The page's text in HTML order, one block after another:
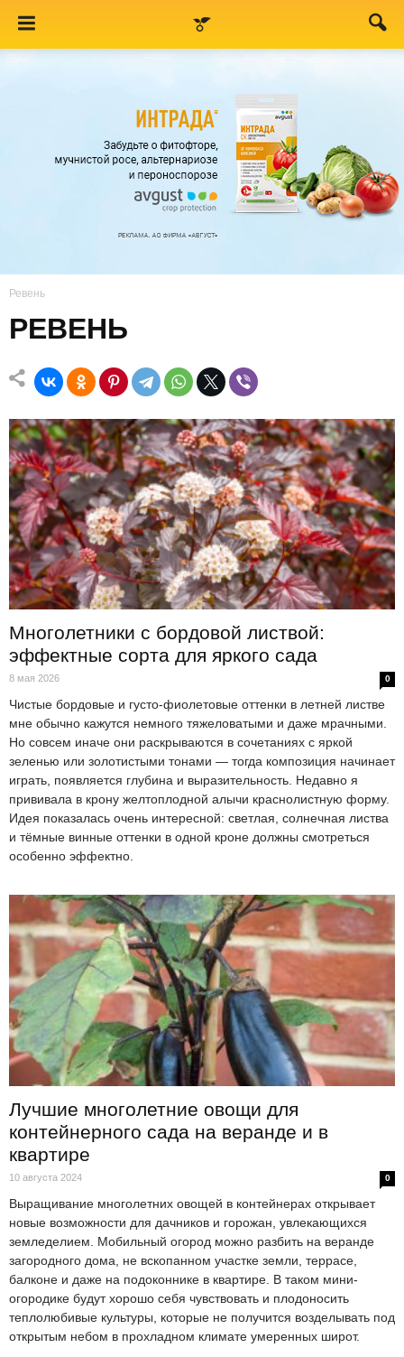
Ревень
РЕВЕНЬ
Многолетники с бордовой листвой:
эффектные сорта для яркого сада
8 мая 2026 0
Чистые бордовые и густо-фиолетовые оттенки в летней листве
мне обычно кажутся немного тяжеловатыми и даже мрачными.
Но совсем иначе они раскрываются в сочетаниях с яркой
зеленью или золотистыми тонами — тогда композиция начинает
играть, появляется глубина и выразительность. Недавно я
прививала в крону желтоплодной алычи краснолистную форму.
Идея показалась очень интересной: светлая, солнечная листва
и тёмные винные оттенки в одной кроне должны смотреться
особенно эффектно.
Лучшие многолетние овощи для
контейнерного сада на веранде и в
квартире
10 августа 2024 0
Выращивание многолетних овощей в контейнерах открывает
новые возможности для дачников и горожан, увлекающихся
земледелием. Мобильный огород можно разбить на веранде
загородного дома, не вскопанном участке земли, террасе,
балконе и даже на подоконнике в квартире. В таком мини-
огородике будут хорошо себя чувствовать и плодоносить
теплолюбивые культуры, которые не получится возделывать под
открытым небом в прохладном климате умеренных широт.